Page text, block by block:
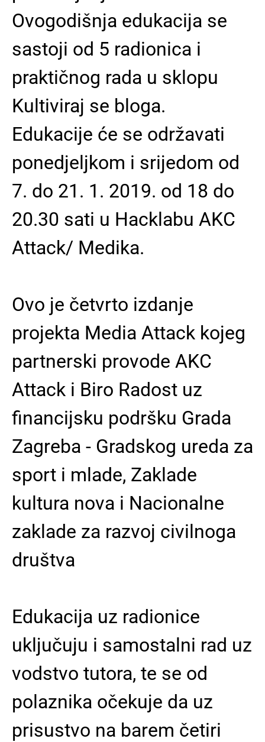
Ovogodišnja edukacija se
sastoji od 5 radionica i
praktičnog rada u sklopu
Kultiviraj se bloga.
Edukacije će se održavati
ponedjeljkom i srijedom od
7. do 21. 1. 2019. od 18 do
20.30 sati u Hacklabu AKC
Attack/ Medika.
Ovo je četvrto izdanje
projekta Media Attack kojeg
partnerski provode AKC
Attack i Biro Radost uz
financijsku podršku Grada
Zagreba - Gradskog ureda za
sport i mlade, Zaklade
kultura nova i Nacionalne
zaklade za razvoj civilnoga
društva
Edukacija uz radionice
uključuju i samostalni rad uz
vodstvo tutora, te se od
polaznika očekuje da uz
prisustvo na barem četiri